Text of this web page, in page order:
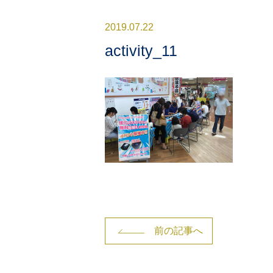
2019.07.22
activity_11
前の記事へ